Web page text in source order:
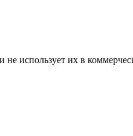
использует их в